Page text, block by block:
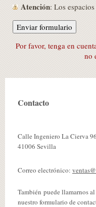
Atención : Los
Por favor, tenga en
no
Contacto
Calle Ingeniero La Cierva 96
41006 Sevilla
Correo electrónico:
También puede llamarnos
nuestro formulario de